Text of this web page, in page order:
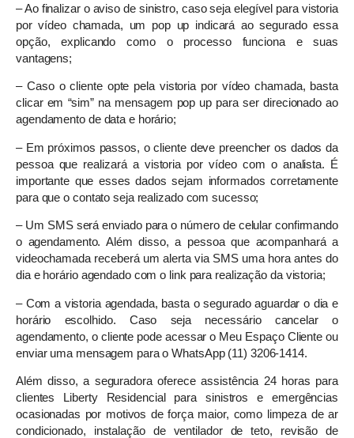
– Ao finalizar o aviso de sinistro, caso seja elegível para vistoria
por vídeo chamada, um pop up indicará ao segurado essa
opção, explicando como o processo funciona e suas
vantagens;
– Caso o cliente opte pela vistoria por vídeo chamada, basta
clicar em “sim” na mensagem pop up para ser direcionado ao
agendamento de data e horário;
– Em próximos passos, o cliente deve preencher os dados da
pessoa que realizará a vistoria por vídeo com o analista. É
importante que esses dados sejam informados corretamente
para que o contato seja realizado com sucesso;
– Um SMS será enviado para o número de celular confirmando
o agendamento. Além disso, a pessoa que acompanhará a
videochamada receberá um alerta via SMS uma hora antes do
dia e horário agendado com o link para realização da vistoria;
– Com a vistoria agendada, basta o segurado aguardar o dia e
horário escolhido. Caso seja necessário cancelar o
agendamento, o cliente pode acessar o Meu Espaço Cliente ou
enviar uma mensagem para o WhatsApp (11) 3206-1414.
Além disso, a seguradora oferece assistência 24 horas para
clientes Liberty Residencial para sinistros e emergências
ocasionadas por motivos de força maior, como limpeza de ar
condicionado, instalação de ventilador de teto, revisão de